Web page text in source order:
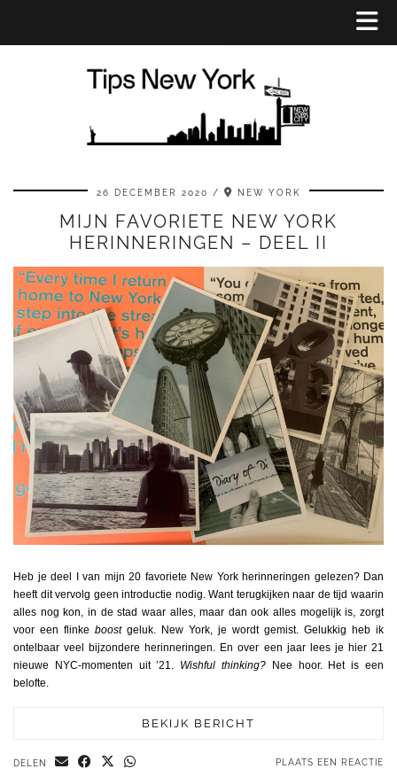
26 DECEMBER 2020 NEW YORK
MIJN FAVORIETE NEW YORK
HERINNERINGEN – DEEL II
Heb je deel I van mijn 20 favoriete New York herinneringen gelezen? Dan
heeft dit vervolg geen introductie nodig. Want terugkijken naar de tijd waarin
alles nog kon, in de stad waar alles, maar dan ook alles mogelijk is, zorgt
voor een flinke boostgeluk. New York, je wordt gemist. Gelukkig heb ik
ontelbaar veel bijzondere herinneringen. En over een jaar lees je hier 21
nieuwe NYC-momenten uit ’21. Wishful thinking? Nee hoor. Het is een
belofte.
BEKIJK BERICHT
DELEN PLAATS EEN REACTIE